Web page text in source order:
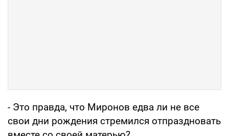
- Это правда, что Миронов едва ли не все
свои дни рождения стремился отпраздновать